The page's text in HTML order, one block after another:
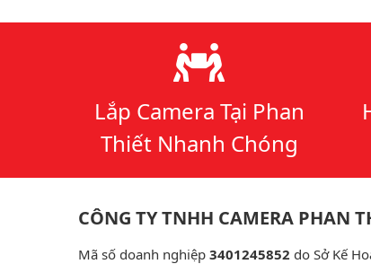
Lý do chọn chúng tôi
Lắp Camera Tại Phan
Thiết Nhanh Chóng
CÔNG TY TNHH CAMERA PHAN
Mã số doanh nghiệp 3401245852 do Sở Kế